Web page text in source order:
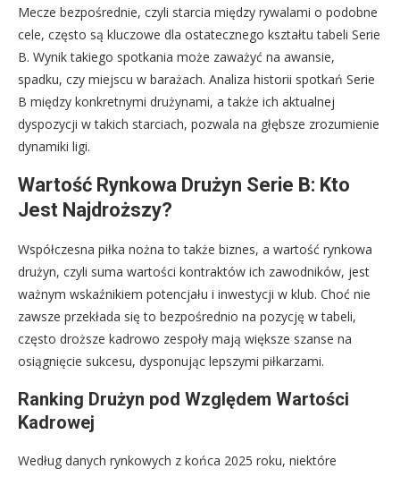
Mecze bezpośrednie, czyli starcia między rywalami o podobne
cele, często są kluczowe dla ostatecznego kształtu tabeli Serie
B. Wynik takiego spotkania może zaważyć na awansie,
spadku, czy miejscu w barażach. Analiza historii spotkań Serie
B między konkretnymi drużynami, a także ich aktualnej
dyspozycji w takich starciach, pozwala na głębsze zrozumienie
dynamiki ligi.
Wartość Rynkowa Drużyn Serie B: Kto
Jest Najdroższy?
Współczesna piłka nożna to także biznes, a wartość rynkowa
drużyn, czyli suma wartości kontraktów ich zawodników, jest
ważnym wskaźnikiem potencjału i inwestycji w klub. Choć nie
zawsze przekłada się to bezpośrednio na pozycję w tabeli,
często droższe kadrowo zespoły mają większe szanse na
osiągnięcie sukcesu, dysponując lepszymi piłkarzami.
Ranking Drużyn pod Względem Wartości
Kadrowej
Według danych rynkowych z końca 2025 roku, niektóre